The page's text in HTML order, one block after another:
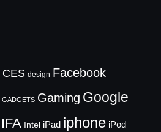
CES design Facebook
GADGETS Gaming Google
IFA Intel iPad iphone iPod